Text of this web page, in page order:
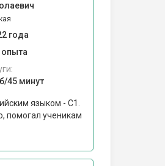
года
опыта
45 минут
языком - С1.
помогал ученикам